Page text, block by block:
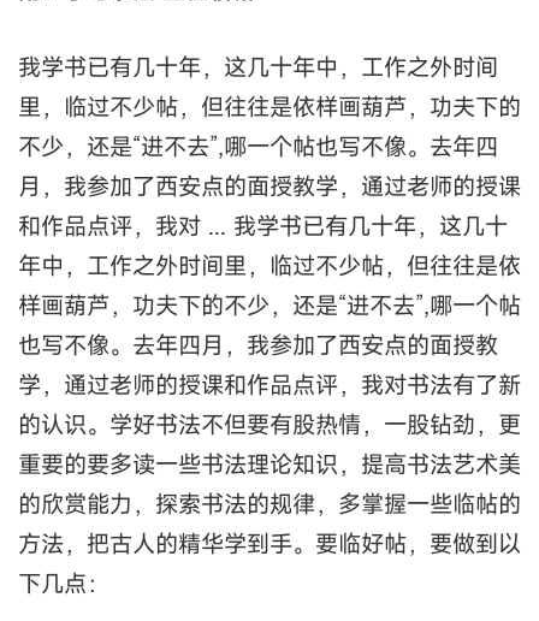
我学书已有几十年，这几十年中，工作之外时间
里，临过不少帖，但往往是依样画葫芦，功夫下的
不少，还是“进不去”,哪一个帖也写不像。去年四
月，我参加了西安点的面授教学，通过老师的授课
和作品点评，我对 ... 我学书已有几十年，这几十
年中，工作之外时间里，临过不少帖，但往往是依
样画葫芦，功夫下的不少，还是“进不去”,哪一个帖
也写不像。去年四月，我参加了西安点的面授教
学，通过老师的授课和作品点评，我对书法有了新
的认识。学好书法不但要有股热情，一股钻劲，更
重要的要多读一些书法理论知识，提高书法艺术美
的欣赏能力，探索书法的规律，多掌握一些临帖的
方法，把古人的精华学到手。要临好帖，要做到以
下几点：